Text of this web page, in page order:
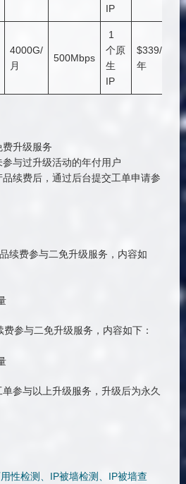
IP
买
4000G/
月
500Mbps
1
个原
生
IP
$339/
年
升级服务
与过升级活动的年付用户
续费后，通过后台提交工单申请参
续费参与二免升级服务，内容如
参与二免升级服务，内容如下：
参与以上升级服务，升级后为永久
性检测、IP被墙检测、IP被墙查